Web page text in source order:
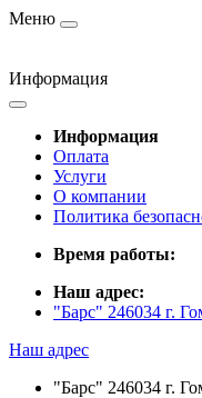
Меню
Информация
Информация
Оплата
Услуги
О компании
Политика
Время работы:
Наш адрес:
"Барс" 246034 г.
Наш адрес
"Барс" 246034 г.